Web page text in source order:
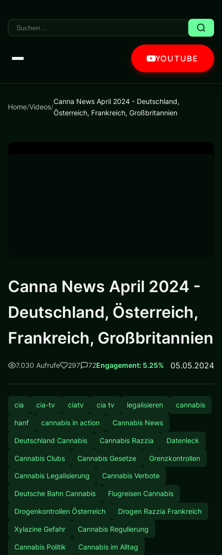
YOUTUBE
Home/Videos/
Canna News April 2024 - Deutschland,
Österreich, Frankreich, Großbritannien
Canna News April 2024 -
Deutschland, Österreich,
Frankreich, Großbritannien
7.030 Aufrufe 297 72Engagement: 5.25% 05.05.2024
cia cia-tv ciatv cia tv legalisieren cannabis
hanf cannabis in action Cannabis News
Deutschland Cannabis Cannabis Razzia Datenleck
Cannabis Clubs Cannabis Gesetze Grenzkontrollen
Cannabis Legalisierung Cannabis Verbote
Deutsche Bahn Cannabis Flugreisen Cannabis
Drogenkontrollen Österreich Drogen Razzia Frankreich
Xylazine Gefahr Cannabis Regulierung
Cannabis Politik Cannabis im Alltag